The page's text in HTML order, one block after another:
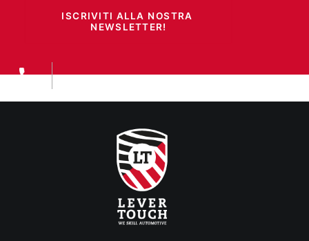
ISCRIVITI ALLA NOSTRA
NEWSLETTER!